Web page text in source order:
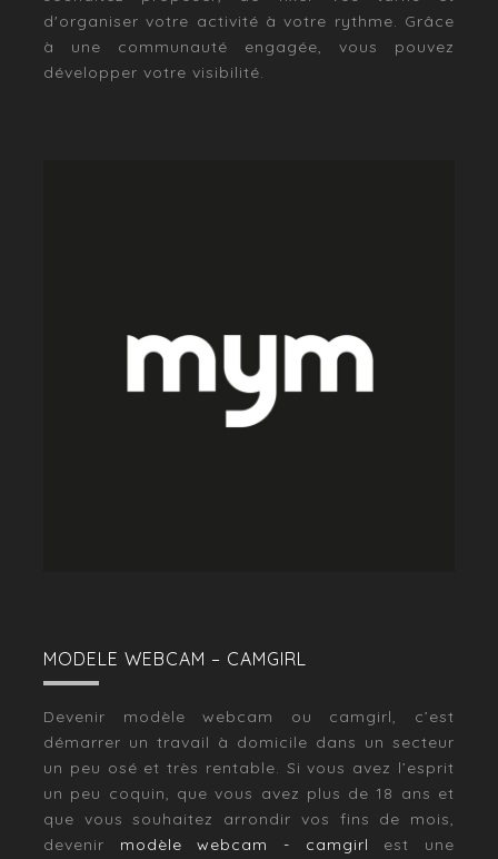
d'organiser votre activité à votre rythme. Grâce
à une communauté engagée, vous pouvez
développer votre visibilité.
MODELE WEBCAM – CAMGIRL
Devenir modèle webcam ou camgirl, c’est
démarrer un travail à domicile dans un secteur
un peu osé et très rentable. Si vous avez l’esprit
un peu coquin, que vous avez plus de 18 ans et
que vous souhaitez arrondir vos fins de mois,
devenir modèle webcam - camgirl est une